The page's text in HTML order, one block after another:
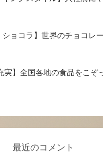
ショコラ】世界のチョコレ
実】全国各地の食品をこぞ
最近のコメント